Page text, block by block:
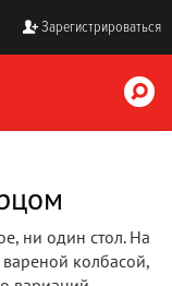
Зарегистрироваться
ни один стол. На
колбасой,